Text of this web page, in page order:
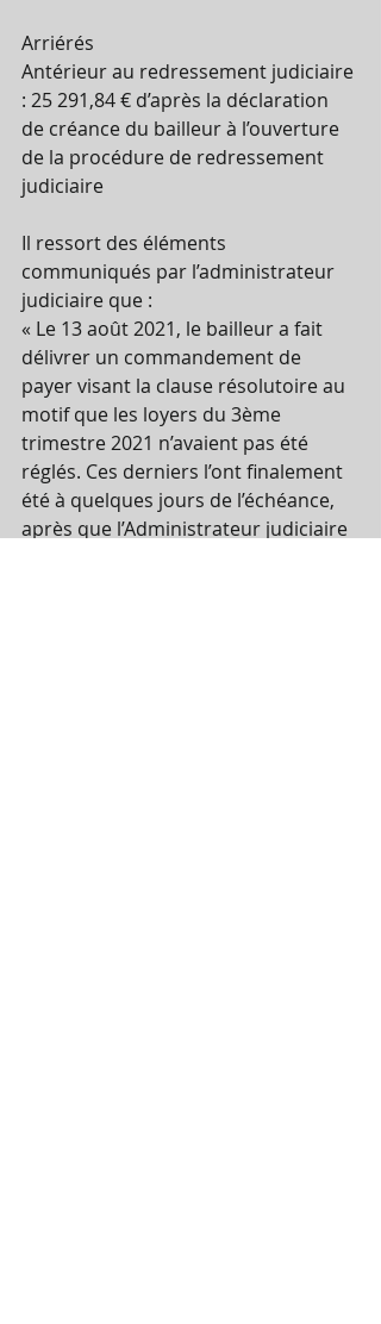
Arriérés
Antérieur au redressement judiciaire
: 25 291,84 € d’après la déclaration
de créance du bailleur à l’ouverture
de la procédure de redressement
judiciaire
Il ressort des éléments
communiqués par l’administrateur
judiciaire que :
« Le 13 août 2021, le bailleur a fait
délivrer un commandement de
payer visant la clause résolutoire au
motif que les loyers du 3ème
trimestre 2021 n’avaient pas été
réglés. Ces derniers l’ont finalement
été à quelques jours de l’échéance,
après que l’Administrateur judiciaire